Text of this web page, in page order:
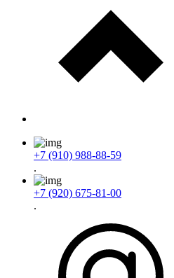
+7 (910) 988-88-59
.
+7 (920) 675-81-00
.